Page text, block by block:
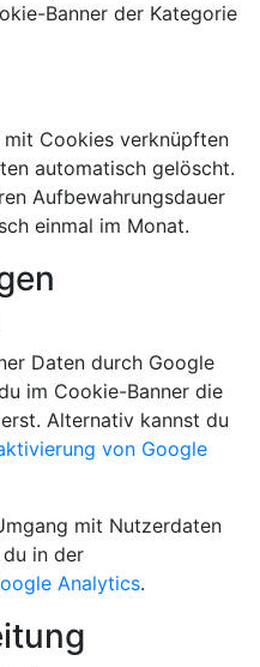
Banner der Kategorie
Cookies verknüpften
automatisch gelöscht.
Aufbewahrungsdauer
einmal im Monat.
Daten durch Google
im Cookie-Banner die
Alternativ kannst du
von Google
mit Nutzerdaten
in der
Analytics.